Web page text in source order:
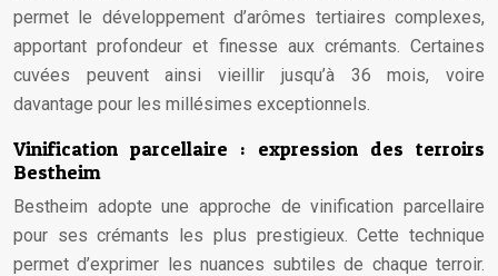
permet le développement d’arômes tertiaires complexes,
apportant profondeur et finesse aux crémants. Certaines
cuvées peuvent ainsi vieillir jusqu’à 36 mois, voire
davantage pour les millésimes exceptionnels.
Vinification parcellaire : expression des terroirs
Bestheim
Bestheim adopte une approche de vinification parcellaire
pour ses crémants les plus prestigieux. Cette technique
permet d’exprimer les nuances subtiles de chaque terroir.